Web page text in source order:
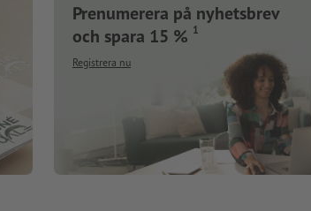
Prenumerera på nyhetsbrev
och spara 15 % 1
Registrera nu